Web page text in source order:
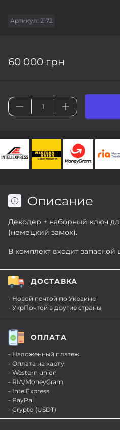
Артикул: 2172
60 000 грн
Описание
Декодер + наборный ключ
(немецкий замок).
В комплект входит запасной
ДОСТАВКА
- Новой почтой по Украине
- УкрПочтой в другие страны
ОПЛАТА
- Наложенный платеж
- Оплата на карту
- Western union
- RIA/MoneyGram
- IntelExpress
- PayPal
- Crypto (USDT)